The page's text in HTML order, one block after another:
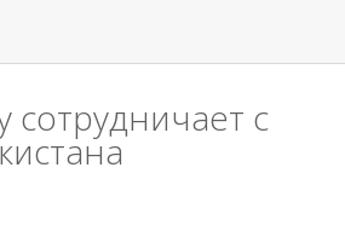
сотрудничает с